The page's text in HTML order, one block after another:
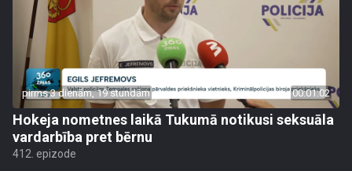
pirms 3 dienām, 19 stundām 00:01:02
Hokeja nometnes laikā Tukumā notikusi seksuāla
vardarbība pret bērnu
412. epizode